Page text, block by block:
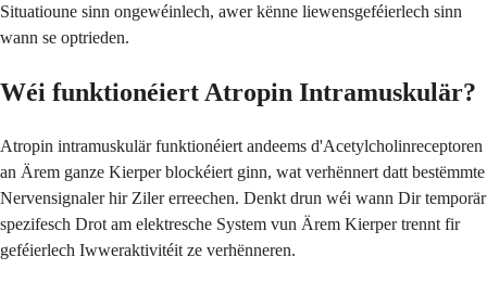
Situatioune sinn ongewéinlech, awer kënne liewensgeféierlech sinn
wann se optrieden.
Wéi funktionéiert Atropin Intramuskulär?
Atropin intramuskulär funktionéiert andeems d'Acetylcholinreceptoren
an Ärem ganze Kierper blockéiert ginn, wat verhënnert datt bestëmmte
Nervensignaler hir Ziler erreechen. Denkt drun wéi wann Dir temporär
spezifesch Drot am elektresche System vun Ärem Kierper trennt fir
geféierlech Iwweraktivitéit ze verhënneren.